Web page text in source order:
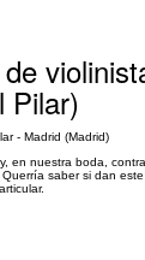
Pilar)
- Madrid (Madrid)
en nuestra boda,
saber si dan